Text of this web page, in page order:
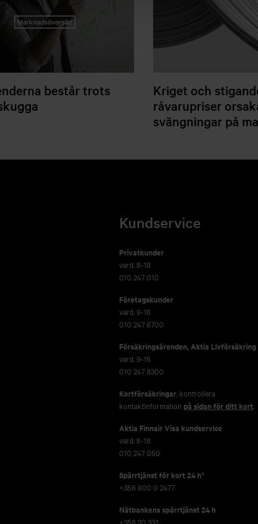
består trots
Kriget och
råvarupriser
svängningar på
Kundservice
Privatkunder
vard. 8-18
010 247 010
Företagskunder
vard. 9-16
010 247 6700
Försäkringsärenden,Aktia Livförsäkring
vard. 9-15
010 247 8300
Kortförsäkringar, kontrollera
kontaktinformation på sidan för ditt kort.
Aktia Finnair Visa kundservice
vard. 8-18
010 247 050
Spärrtjänst för kort 24 h*
+358 800 0 2477
Nätbankens spärrtjänst 24 h
+358 20 333